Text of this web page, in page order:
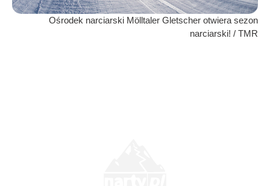
Ośrodek narciarski Mölltaler Gletscher otwiera sezon
narciarski! / TMR